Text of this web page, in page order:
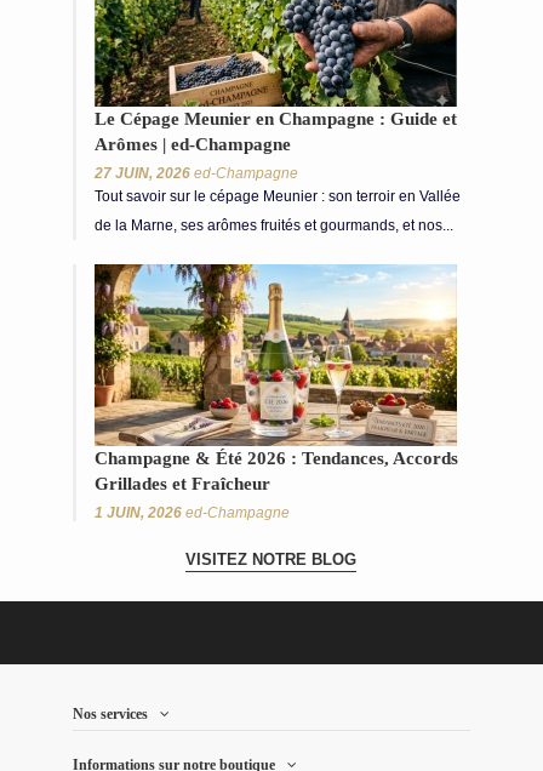
Le Cépage Meunier en Champagne : Guide et
Arômes | ed-Champagne
27 JUIN, 2026 ed-Champagne
Tout savoir sur le cépage Meunier : son terroir en Vallée
de la Marne, ses arômes fruités et gourmands, et nos...
Champagne & Été 2026 : Tendances, Accords
Grillades et Fraîcheur
1 JUIN, 2026 ed-Champagne
VISITEZ NOTRE BLOG
Nos services
Informations sur notre boutique